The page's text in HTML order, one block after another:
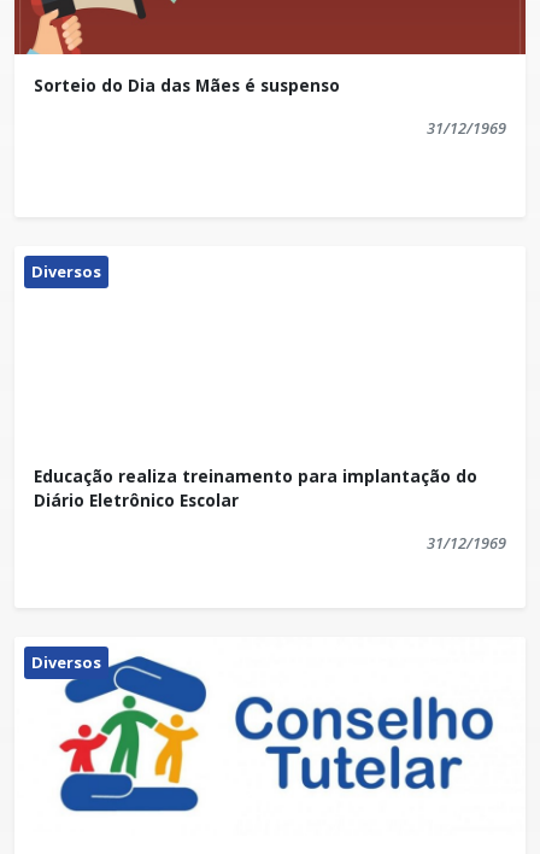
Sorteio do Dia das Mães é suspenso
31/12/1969
Diversos
Educação realiza treinamento para implantação do
Diário Eletrônico Escolar
31/12/1969
Diversos